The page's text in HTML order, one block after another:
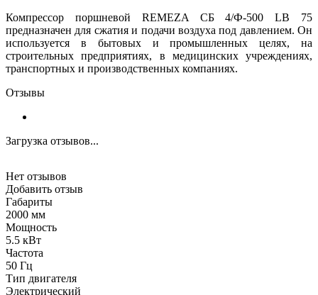
Компрессор поршневой REMEZA СБ 4/Ф-500 LВ 75
предназначен для сжатия и подачи воздуха под давлением. Он
используется в бытовых и промышленных целях, на
строительных предприятиях, в медицинских учреждениях,
транспортных и производственных компаниях.
Отзывы
Загрузка отзывов...
Нет отзывов
Добавить отзыв
Габариты
2000 мм
Мощность
5.5 кВт
Частота
50 Гц
Тип двигателя
Электрический